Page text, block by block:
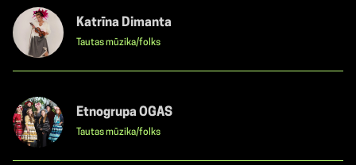
Katrīna Dimanta
Tautas mūzika/folks
Etnogrupa OGAS
Tautas mūzika/folks